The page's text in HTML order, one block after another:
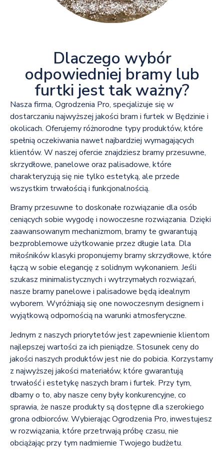
Dlaczego wybór
odpowiedniej bramy lub
furtki jest tak ważny?
Nasza firma, Ogrodzenia Pro, specjalizuje się w
dostarczaniu najwyższej jakości bram i furtek w Będzinie i
okolicach. Oferujemy różnorodne typy produktów, które
spełnią oczekiwania nawet najbardziej wymagających
klientów. W naszej ofercie znajdziesz bramy przesuwne,
skrzydłowe, panelowe oraz palisadowe, które
charakteryzują się nie tylko estetyką, ale przede
wszystkim trwałością i funkcjonalnością.
Bramy przesuwne to doskonałe rozwiązanie dla osób
ceniących sobie wygodę i nowoczesne rozwiązania. Dzięki
zaawansowanym mechanizmom, bramy te gwarantują
bezproblemowe użytkowanie przez długie lata. Dla
miłośników klasyki proponujemy bramy skrzydłowe, które
łączą w sobie elegancję z solidnym wykonaniem. Jeśli
szukasz minimalistycznych i wytrzymałych rozwiązań,
nasze bramy panelowe i palisadowe będą idealnym
wyborem. Wyróżniają się one nowoczesnym designem i
wyjątkową odpornością na warunki atmosferyczne.
Jednym z naszych priorytetów jest zapewnienie klientom
najlepszej wartości za ich pieniądze. Stosunek ceny do
jakości naszych produktów jest nie do pobicia. Korzystamy
z najwyższej jakości materiałów, które gwarantują
trwałość i estetykę naszych bram i furtek. Przy tym,
dbamy o to, aby nasze ceny były konkurencyjne, co
sprawia, że nasze produkty są dostępne dla szerokiego
grona odbiorców. Wybierając Ogrodzenia Pro, inwestujesz
w rozwiązania, które przetrwają próbę czasu, nie
obciążając przy tym nadmiernie Twojego budżetu.